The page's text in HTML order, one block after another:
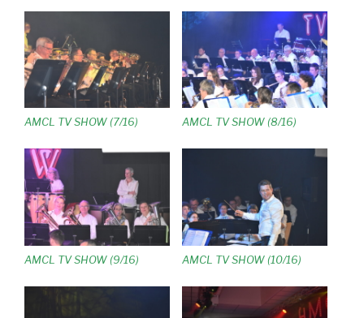
AMCL TV SHOW (7/16) AMCL TV SHOW (8/16)
AMCL TV SHOW (9/16) AMCL TV SHOW (10/16)